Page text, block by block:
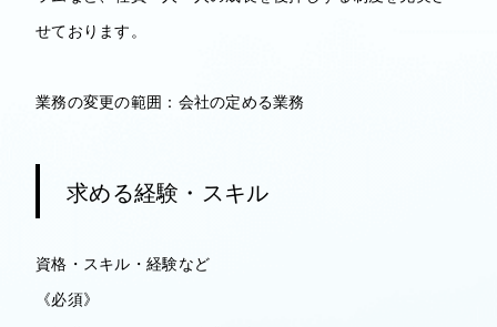
せております。
業務の変更の範囲：会社の定める業務
求める経験・スキル
資格・スキル・経験など
《必須》